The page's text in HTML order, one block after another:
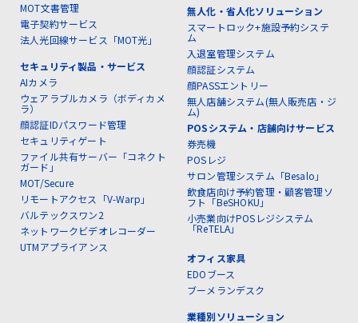
MOT文書管理
電子契約サービス
法人光回線サービス「MOT光」
セキュリティ製品・サービス
AIカメラ
ウェアラブルカメラ（ボディカメ
ラ）
顔認証IDパスワード管理
セキュリティゲート
ファイル共有サーバー「コネクト
ガード」
MOT/Secure
リモートアクセス「V-Warp」
バルテックスワン2
ネットワークビデオレコーダー
UTMアプライアンス
無人化・省人化ソリューション
スマートロック+施設予約システ
ム
入退室管理システム
顔認証システム
顔PASSエントリー
無人店舗システム(無人販売店・ジ
ム)
POSシステム・店舗向けサービス
券売機
POSレジ
サロン管理システム「Besalo」
飲食店向け予約管理・顧客管理ソ
フト「BeSHOKU」
小売業向けPOSレジシステム
「ReTELA」
オフィス家具
EDOブース
ブーメランデスク
業種別ソリューション